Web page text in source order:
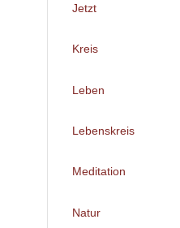
Jetzt
Kreis
Leben
Lebenskreis
Meditation
Natur